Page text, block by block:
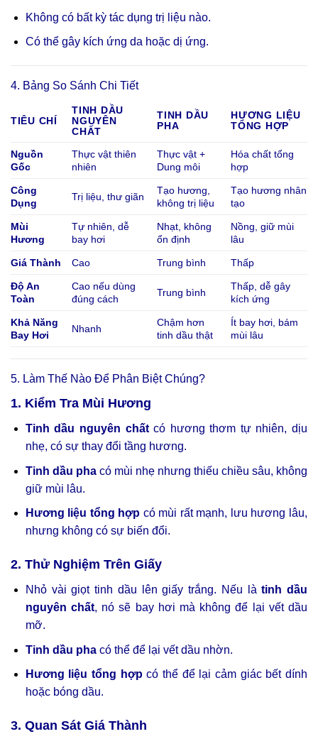
Không có bất kỳ tác dụng trị liệu nào.
Có thể gây kích ứng da hoặc dị ứng.
4. Bảng So Sánh Chi Tiết
TIÊU CHÍ
TINH DẦU
NGUYÊN
CHẤT
TINH DẦU
PHA
HƯƠNG LIỆU
TỔNG HỢP
Nguồn
Gốc
Thực vật thiên
nhiên
Thực vật +
Dung môi
Hóa chất tổng
hợp
Công
Dụng
Trị liệu, thư giãn
Tạo hương,
không trị liệu
Tạo hương nhân
tạo
Mùi
Hương
Tự nhiên, dễ
bay hơi
Nhạt, không
ổn định
Nồng, giữ mùi
lâu
Giá Thành Cao Trung bình Thấp
Độ An
Toàn
Cao nếu dùng
đúng cách
Trung bình
Thấp, dễ gây
kích ứng
Khả Năng
Bay Hơi
Nhanh
Chậm hơn
tinh dầu thật
Ít bay hơi, bám
mùi lâu
5. Làm Thế Nào Để Phân Biệt Chúng?
1. Kiểm Tra Mùi Hương
Tinh dầu nguyên chấtcó hương thơm tự nhiên, dịu
nhẹ, có sự thay đổi tầng hương.
Tinh dầu phacó mùi nhẹ nhưng thiếu chiều sâu, không
giữ mùi lâu.
Hương liệu tổng hợp có mùi rất mạnh, lưu hương lâu,
nhưng không có sự biến đổi.
2. Thử Nghiệm Trên Giấy
Nhỏ vài giọt tinh dầu lên giấy trắng. Nếu làtinh dầu
nguyên chất, nó sẽ bay hơi mà không để lại vết dầu
mỡ.
Tinh dầu phacó thể để lại vết dầu nhờn.
Hương liệu tổng hợpcó thể để lại cảm giác bết dính
hoặc bóng dầu.
3. Quan Sát Giá Thành